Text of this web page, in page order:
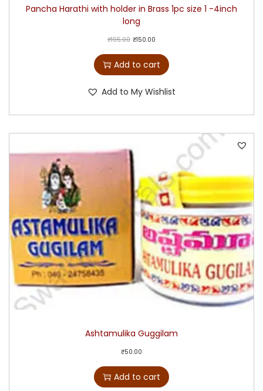
Pancha Harathi with holder in Brass 1pc size 1 -4inch
long
₹195.00 ₹150.00
Add to cart
Add to My Wishlist
Ashtamulika Guggilam
₹50.00
Add to cart